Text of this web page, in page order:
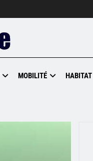
MOBILITÉ HABITAT